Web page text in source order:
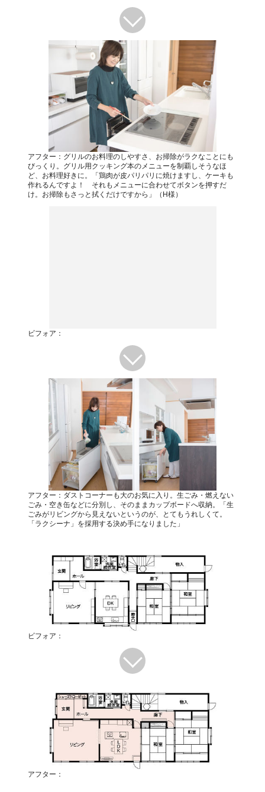
アフター：グリルのお料理のしやすさ、お掃除がラクなことにも
びっくり。グリル用クッキング本のメニューを制覇しそうなほ
ど、お料理好きに。「鶏肉が皮パリパリに焼けますし、ケーキも
作れるんですよ！ それもメニューに合わせてボタンを押すだ
け。お掃除もさっと拭くだけですから」（H様）
ビフォア：
アフター：ダストコーナーも大のお気に入り。生ごみ・燃えない
ごみ・空き缶などに分別し、そのままカップボードへ収納。「生
ごみがリビングから見えないというのが、とてもうれしくて。
「ラクシーナ」を採用する決め手になりました」
ビフォア：
アフター：